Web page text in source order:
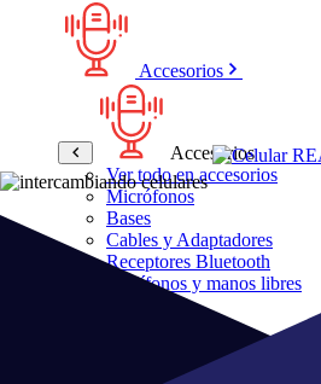
Accesorios
Accesorios
Ver todo en accesorios
Micrófonos
Bases
Cables y Adaptadores
Receptores Bluetooth
Audífonos y manos libres